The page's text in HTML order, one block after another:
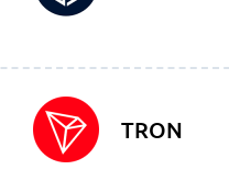
TRON